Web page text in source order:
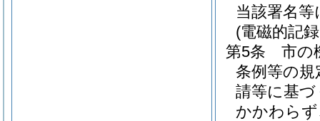
当該署名
(電磁的記
第5条
市の
条例等の
請等に基
かかわら